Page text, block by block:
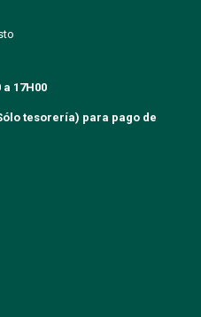
17H00
tesorería) para pago de